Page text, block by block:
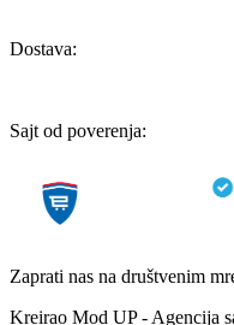
Dostava:
Sajt od poverenja:
Zaprati nas na društvenim
Kreirao Mod UP - Agencija